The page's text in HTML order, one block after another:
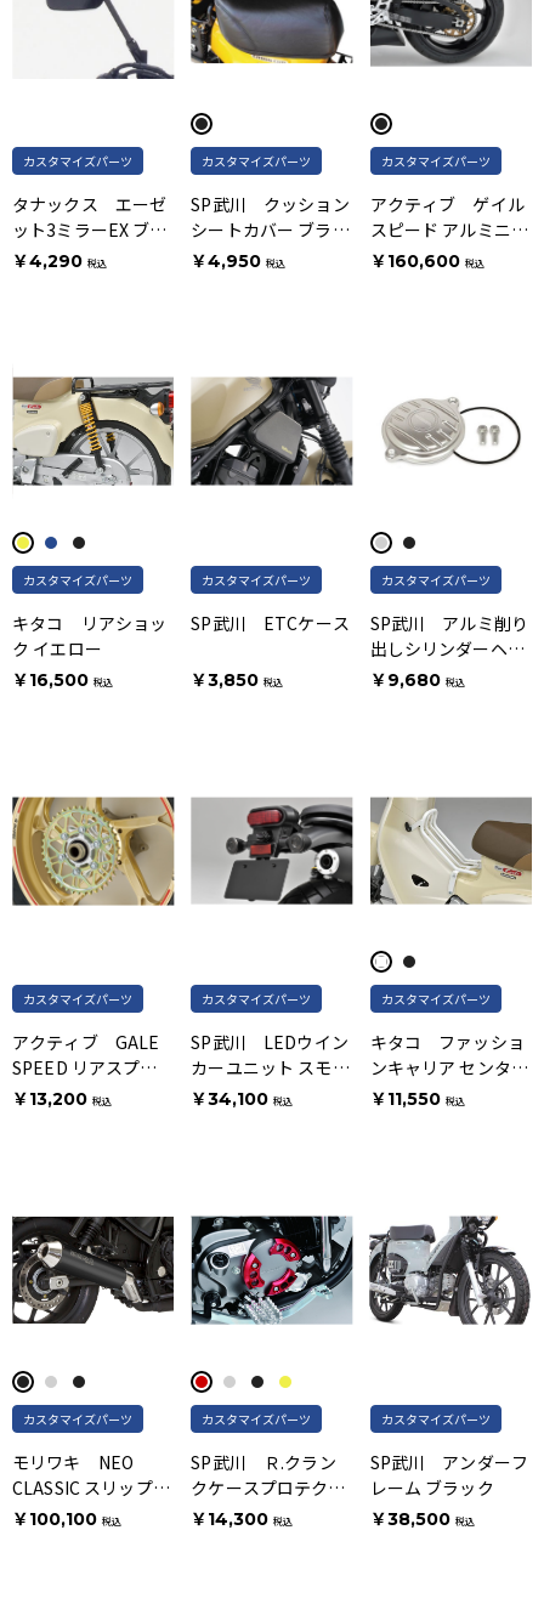
カスタマイズパーツ
タナックス エーゼ
ット3ミラーEX ブラ
ック
￥4,290 税込
カスタマイズパーツ
SP武川 クッション
シートカバー ブラッ
クステッチ
￥4,950 税込
カスタマイズパーツ
アクティブ ゲイル
スピード アルミニウ
ム鍛造ホイール リア
￥160,600 税込
カスタマイズパーツ
キタコ リアショッ
ク イエロー
￥16,500 税込
カスタマイズパーツ
SP武川 ETCケース
￥3,850 税込
カスタマイズパーツ
SP武川 アルミ削り
出しシリンダーヘッ
ドLサイドカバー フ
￥9,680 税込
カスタマイズパーツ
アクティブ GALE
SPEED リアスプロ
ケット
￥13,200 税込
カスタマイズパーツ
SP武川 LEDウイン
カーユニット スモー
クレンズ ブラック
￥34,100 税込
カスタマイズパーツ
キタコ ファッショ
ンキャリア センター
ホワイト
￥11,550 税込
カスタマイズパーツ
モリワキ NEO
CLASSIC スリップオ
ン BP-X
￥100,100 税込
カスタマイズパーツ
SP武川 Ｒ.クラン
クケースプロテクタ
ー レッド
￥14,300 税込
カスタマイズパーツ
SP武川 アンダーフ
レーム ブラック
￥38,500 税込